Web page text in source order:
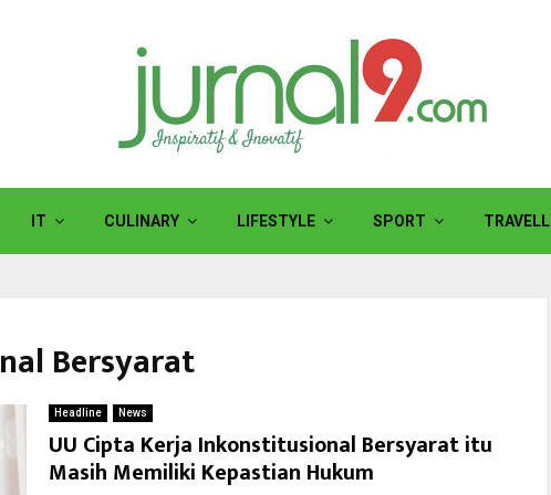
IT CULINARY LIFESTYLE SPORT
Bersyarat
Headline News
UU Cipta Kerja Inkonstitusional Bersyarat itu
Masih Memiliki Kepastian Hukum